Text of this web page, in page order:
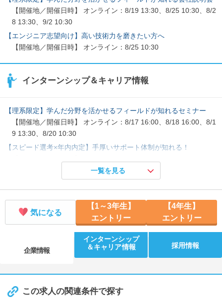
【開催地／開催日時】 オンライン：8/19 13:30、8/25 10:30、8/2
8 13:30、9/2 10:30
【エンジニア志望向け】高い技術力を磨きたい方へ
【開催地／開催日時】 オンライン：8/25 10:30
インターンシップ＆キャリア情報
【理系限定】学んだ分野を活かせるフィールドが知れるセミナー
【開催地／開催日時】 オンライン：8/17 16:00、8/18 16:00、8/1
9 13:30、8/20 10:30
【スピード選考×年内内定】手厚いサポート体制が知れる！
7 10:30、9/2 10:30
一覧を見る
気になる
【1～3年生】
エントリー
【4年生】
エントリー
企業情報
インターンシップ
＆キャリア情報
採用情報
この求人の関連条件で探す